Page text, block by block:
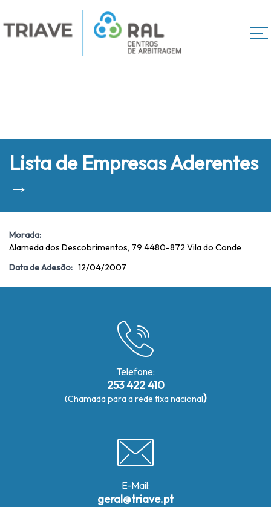
Lista de Empresas Aderentes
→
Morada:
Alameda dos Descobrimentos, 79 4480-872 Vila do Conde
Data de Adesão: 12/04/2007
Telefone:
253 422 410
(Chamada para a rede fixa nacional)
E-Mail:
geral@triave.pt